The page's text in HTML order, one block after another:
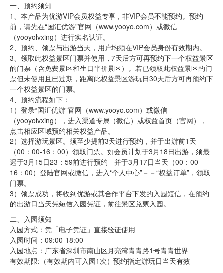
一、预约须知
1、本产品为优游VIP会员权益专享，非VIP会员不能预约。预约
前，请先在“国汇优游”官网（www.yooyo.com）或微信
（yooyolvxing）进行实名认证。
2、预约、领票与出游当天，用户均须在VIP会员身份有效期内。
3、领取此权益景区门票并使用，7天后方可再预约下一个权益景区
的门票（含免费景区和生日半价景区）。若已领取此权益景区的门
票但未使用且已过期，距离此权益景区游玩日30天后方可再预约下
一个权益景区的门票。
4、预约流程如下：
1）登录“国汇优游”官网（www.yooyo.com）或微信
（yooyolvxing），进入渠道专属（微信）或权益首页（官网），
点击相应区域预约相关权益产品。
2）选择游玩景区。须至少提前3天进行预约，并于出游前1天
（00：00-16：00）领取门票。如会员计划于3月18日出游，须最
迟于3月15日23：59前进行预约，并于3月17日当天（00：00-
16：00）登陆官网或微信，进入“个人中心”－－“权益订单”，领取
门票。
3）领票成功，将收到优游或其合作平台下发的入园短信，在预约
的出游日当天凭短信入园凭证，前往景区兑票入园。
二、入园须知
入园方式：凭「电子凭证」直接验证使用
入园时间：09:00-18:00
入园地点：广东省深圳市南山区月亮湾青青路1号青青世界
有效期限:（有效期内可入园1次）预约指定游玩日当天有效